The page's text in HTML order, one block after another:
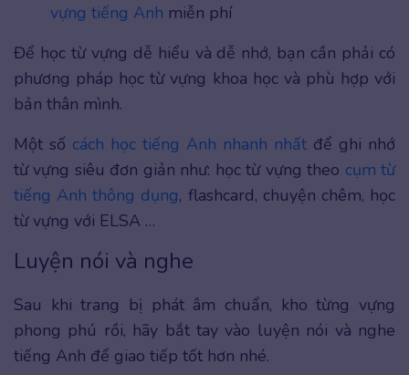
vựng tiếng Anh miễn phí
Để học từ vựng dễ hiểu và dễ nhớ, bạn cần phải có
phương pháp học từ vựng khoa học và phù hợp với
bản thân mình.
Một số cách học tiếng Anh nhanh nhất để ghi nhớ
từ vựng siêu đơn giản như: học từ vựng theo cụm từ
tiếng Anh thông dụng, flashcard, chuyện chêm, học
từ vựng với ELSA …
Luyện nói và nghe
Sau khi trang bị phát âm chuẩn, kho từng vựng
phong phú rồi, hãy bắt tay vào luyện nói và nghe
tiếng Anh để giao tiếp tốt hơn nhé.